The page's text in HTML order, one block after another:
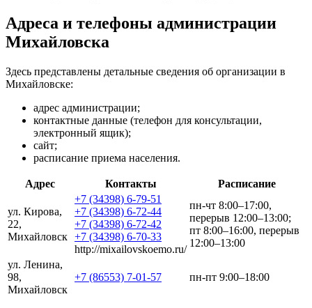
Адреса и телефоны администрации
Михайловска
Здесь представлены детальные сведения об организации в
Михайловске:
адрес администрации;
контактные данные (телефон для консультации,
электронный ящик);
сайт;
расписание приема населения.
Адрес Контакты Расписание
ул. Кирова,
22,
Михайловск
+7 (34398) 6-79-51
+7 (34398) 6-72-44
+7 (34398) 6-72-42
+7 (34398) 6-70-33
http://mixailovskoemo.ru/
пн-чт 8:00–17:00,
перерыв 12:00–13:00;
пт 8:00–16:00, перерыв
12:00–13:00
ул. Ленина,
98,
Михайловск
+7 (86553) 7-01-57 пн-пт 9:00–18:00